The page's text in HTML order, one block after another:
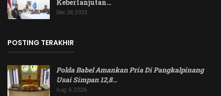
Keberlanjutan…
Dec 28, 2023
POSTING TERAKHIR
Polda Babel Amankan Pria Di Pangkalpinang
Usai Simpan 12,8…
Aug 9, 2026